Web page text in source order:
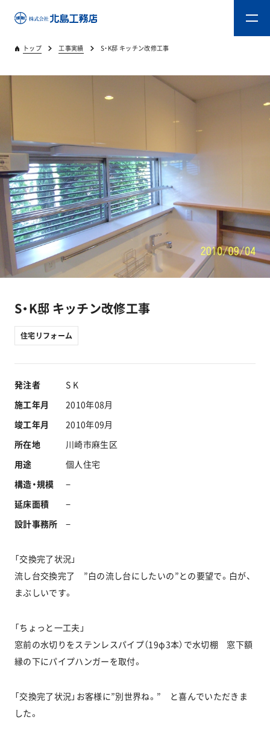
トップ 工事実績 S・K邸 キッチン改修工事
S・K邸 キッチン改修工事
住宅リフォーム
発注者
S K
施工年月
2010年08月
竣工年月
2010年09月
所在地
川崎市麻生区
用途
個人住宅
構造・規模
−
延床面積
−
設計事務所
−
「交換完了状況」
流し台交換完了 ”白の流し台にしたいの”との要望で。白が、
まぶしいです。
「ちょっと一工夫」
窓前の水切りをステンレスパイプ（19φ3本）で水切棚 窓下額
縁の下にパイプハンガーを取付。
「交換完了状況」お客様に”別世界ね。” と喜んでいただきま
した。
トップ
キタジマのものづくり
新築工事
リフォーム
リフォームスタッフ
工事実績
会社情報
関連企業
新着情報